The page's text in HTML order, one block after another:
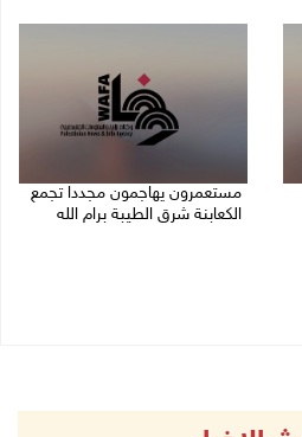
مستعمرون يهاجمون مجددا تجمع
الكعابنة شرق الطيبة برام الله